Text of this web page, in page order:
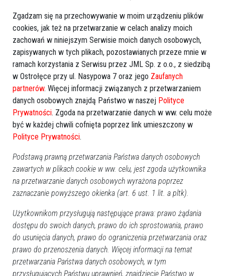
Więcej o:Park Wodny,Ostrołęka,harmonogram świąteczny
godziny otwarcia,basen
Zgadzam się na przechowywanie w moim urządzeniu plików
cookies, jak też na przetwarzanie w celach analizy moich
zachowań w niniejszym Serwisie moich danych osobowych,
zapisywanych w tych plikach, pozostawianych przeze mnie w
ramach korzystania z Serwisu przez JML Sp. z o.o., z siedzibą
w Ostrołęce przy ul. Nasypowa 7 oraz jego Zaufanych
partnerów. Więcej informacji związanych z przetwarzaniem
danych osobowych znajdą Państwo w naszej Polityce
Prywatności. Zgoda na przetwarzanie danych w ww. celu może
być w każdej chwili cofnięta poprzez link umieszczony w
Polityce Prywatności.
Podstawą prawną przetwarzania Państwa danych osobowych
zawartych w plikach cookie w ww. celu, jest zgoda użytkownika
na przetwarzanie danych osobowych wyrażona poprzez
zaznaczanie powyższego okienka (art. 6 ust. 1 lit. a pltk).
Użytkownikom przysługują następujące prawa: prawo żądania
dostępu do swoich danych, prawo do ich sprostowania, prawo
do usunięcia danych, prawo do ograniczenia przetwarzania oraz
prawo do przenoszenia danych. Więcej informacji na temat
przetwarzania Państwa danych osobowych, w tym
przysługujących Państwu uprawnień, znajdziecie Państwo w